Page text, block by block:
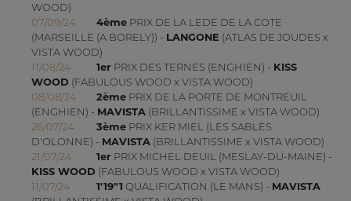
WOOD)
07/09/24
4èmePRIX DE LA LEDE DE LA COTE
(MARSEILLE (A BORELY)) - LANGONE (ATLAS DE JOUDES x
VISTA WOOD)
11/08/24
1erPRIX DES TERNES (ENGHIEN) - KISS
WOOD (FABULOUS WOOD x VISTA WOOD)
08/08/24
2èmePRIX DE LA PORTE DE MONTREUIL
(ENGHIEN) - MAVISTA(BRILLANTISSIME x VISTA WOOD)
26/07/24
3èmePRIX KER MIEL (LES SABLES
D'OLONNE) - MAVISTA(BRILLANTISSIME x VISTA WOOD)
21/07/24
1erPRIX MICHEL DEUIL (MESLAY-DU-MAINE) -
KISS WOOD (FABULOUS WOOD x VISTA WOOD)
11/07/24
1'19"1 QUALIFICATION (LE MANS) - MAVISTA